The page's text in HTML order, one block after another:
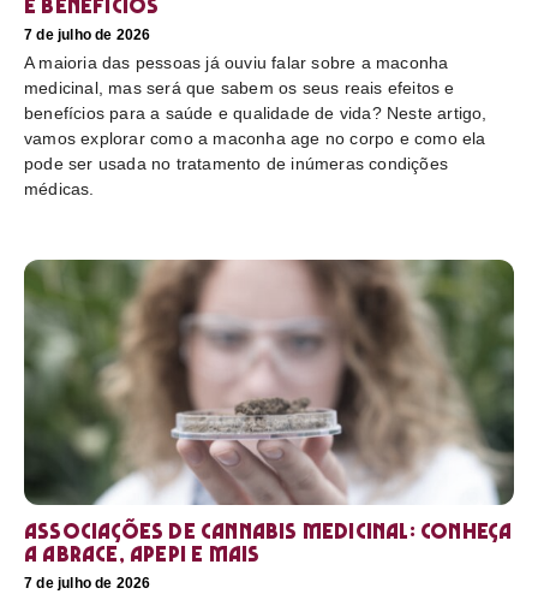
e benefícios
7 de julho de 2026
A maioria das pessoas já ouviu falar sobre a maconha
medicinal, mas será que sabem os seus reais efeitos e
benefícios para a saúde e qualidade de vida? Neste artigo,
vamos explorar como a maconha age no corpo e como ela
pode ser usada no tratamento de inúmeras condições
médicas.
Associações de cannabis medicinal: conheça
a Abrace, Apepi e mais
7 de julho de 2026